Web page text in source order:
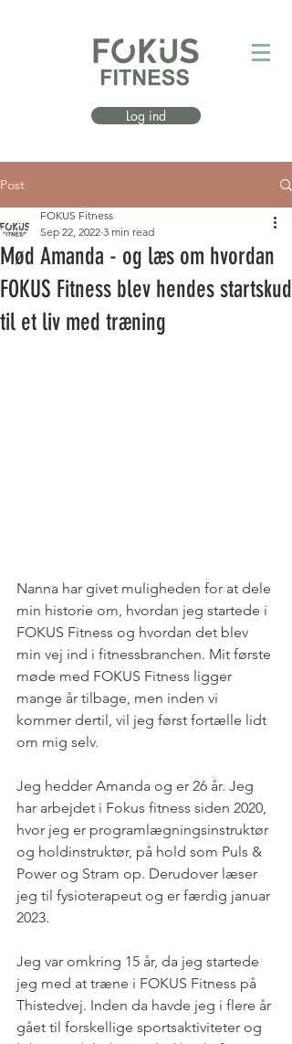
Log ind
Post
Mød Amanda - og læs om hvordan
FOKUS Fitness blev hendes startskud
til et liv med træning
FOKUS Fitness
Sep 22, 2022 3 min read
Nanna har givet muligheden for at dele
min historie om, hvordan jeg startede i
FOKUS Fitness og hvordan det blev
min vej ind i fitnessbranchen. Mit første
møde med FOKUS Fitness ligger
mange år tilbage, men inden vi
kommer dertil, vil jeg først fortælle lidt
om mig selv.
Jeg hedder Amanda og er 26 år. Jeg
har arbejdet i Fokus fitness siden 2020,
hvor jeg er programlægningsinstruktør
og holdinstruktør, på hold som Puls &
Power og Stram op. Derudover læser
jeg til fysioterapeut og er færdig januar
2023.
Jeg var omkring 15 år, da jeg startede
jeg med at træne i FOKUS Fitness på
Thistedvej. Inden da havde jeg i flere år
gået til forskellige sportsaktiviteter og